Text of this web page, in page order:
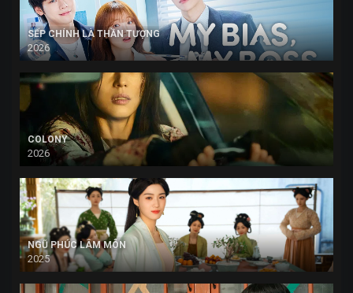
SẾP CHÍNH LÀ THẦN TƯỢNG
2026
COLONY
2026
NGŨ PHÚC LÂM MÔN
2025